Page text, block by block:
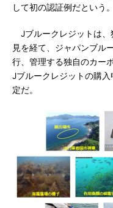
して初の認証例だという。
Jブルークレジットは、
見を経て、ジャパンブル
行、管理する独自のカー
Jブルークレジットの購
定だ。